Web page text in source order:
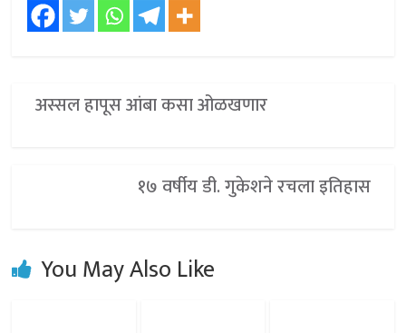
अस्सल हापूस आंबा कसा ओळखणार
१७ वर्षीय डी. गुकेशने रचला इतिहास
You May Also Like